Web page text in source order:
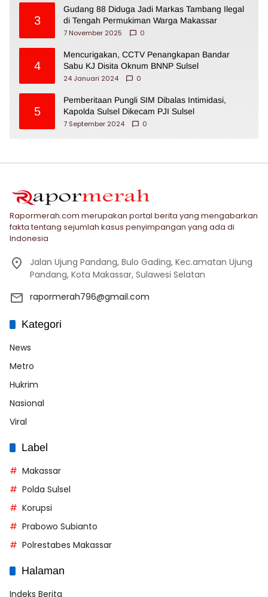
3
Gudang 88 Diduga Jadi Markas Tambang Ilegal
di Tengah Permukiman Warga Makassar
7 November 2025
0
4
Mencurigakan, CCTV Penangkapan Bandar
Sabu KJ Disita Oknum BNNP Sulsel
24 Januari 2024
0
5
Pemberitaan Pungli SIM Dibalas Intimidasi,
Kapolda Sulsel Dikecam PJI Sulsel
7 September 2024
0
Rapormerah.com merupakan portal berita yang mengabarkan
fakta tentang sejumlah kasus penyimpangan yang ada di
Indonesia
Jalan Ujung Pandang, Bulo Gading, Kec.amatan Ujung
Pandang, Kota Makassar, Sulawesi Selatan
rapormerah796@gmail.com
Kategori
News
Metro
Hukrim
Nasional
Viral
Label
Makassar
Polda Sulsel
Korupsi
Prabowo Subianto
Polrestabes Makassar
Halaman
Indeks Berita